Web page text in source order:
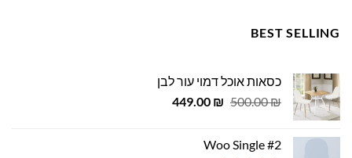
BEST SELLING
כסאות אוכל דמוי עור לבן
500.00₪
המחיר
500.00 ₪.
449.00 ₪
המחיר
Woo Single #2